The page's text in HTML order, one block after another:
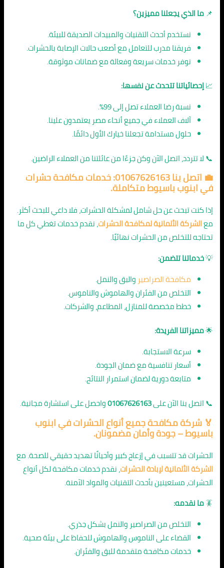
📌ما الذي يجعلنا مميزين؟
نستخدم أحدث التقنيات والمبيدات الصديقة للبيئة.
فريقنا مدرب للتعامل مع أصعب حالات الإصابة بالحشرات.
نوفر خدمات سريعة وفعالة مع ضمانات موثوقة.
📈إحصائياتنا تتحدث عن نفسها:
نسبة رضا العملاء تصل إلى 99%.
آلاف العملاء في جميع أنحاء مصر يعتمدون علينا.
حلول مستدامة تجعلنا خيارك الأول دائمًا.
📞 لا تتردد، اتصل الآن وكن جزءًا من عائلتنا من العملاء الراضين.
💼 اتصل بنا 01067626163: خدمات مكافحة حشرات
في ابنوب باسيوطمتكاملة.
إذا كنت تبحث عن حل شامل لمشكلة الحشرات، فلا داعي للبحث أكثر.
معالشركة الألمانية لمكافحة الحشرات، نقدم خدمات تغطي كل ما
تحتاجه للتخلص من الحشرات نهائيًا.
💡خدماتنا تتضمن:
مكافحة الصراصير والبق والنمل.
التخلص من الفئران والهاموش والناموس.
خطط مخصصة للمنازل، المطاعم، والشركات.
🌟مميزاتنا الفريدة:
سرعة الاستجابة.
أسعار تنافسية مع ضمان الجودة.
متابعة دورية لضمان استمرار النتائج.
📞 اتصل بنا الآن على01067626163واحصل على استشارة مجانية.
🏅 شركة مكافحة جميع أنواع الحشرات في ابنوب
باسيوط – جودة وأمان مضمونان.
الحشرات قد تتسبب في إزعاج كبير وأحيانًا تهديد حقيقي للصحة. مع
الشركة الألمانية لإبادة الحشرات، نقدم خدمات مكافحة لكل أنواع
الحشرات، مستعينين بأحدث التقنيات والمواد الآمنة.
🪳ما نقدمه:
التخلص من الصراصير والنمل بشكل جذري.
القضاء على الناموس والهاموش للحفاظ على بيئة صحية.
خدمات مكافحة متقدمة للبق والفئران.